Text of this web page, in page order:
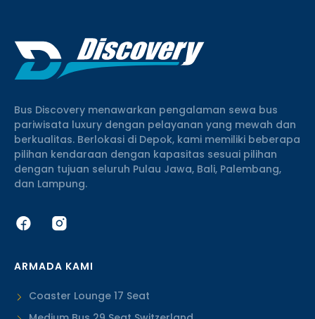
Bus Discovery menawarkan pengalaman sewa bus
pariwisata luxury dengan pelayanan yang mewah dan
berkualitas. Berlokasi di Depok, kami memiliki beberapa
pilihan kendaraan dengan kapasitas sesuai pilihan
dengan tujuan seluruh Pulau Jawa, Bali, Palembang,
dan Lampung.
ARMADA KAMI
Coaster Lounge 17 Seat